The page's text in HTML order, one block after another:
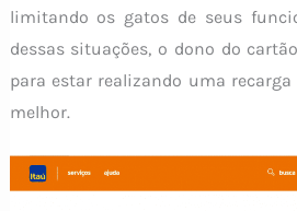
limitando os gatos de seus
dessas situações, o dono do
para estar realizando uma
melhor.